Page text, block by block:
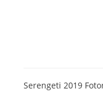
Serengeti 2019